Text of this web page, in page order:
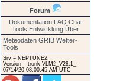
Forum
Dokumentation FAQ Chat
Tools Entwicklung Über
Meteodaten GRIB Wetter-
Tools
Srv = NEPTUNE2.
Version = trunk VLM2_V28.1_
07/14/20 08:00:45 AM UTC